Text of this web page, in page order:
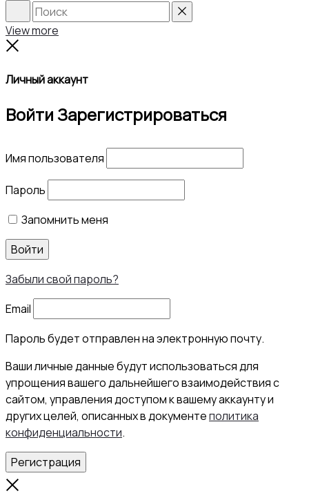
Search Reset
View more
Личный аккаунт
ВойтиЗарегистрироваться
Имя пользователя
Пароль
Запомнить меня
Войти
Забыли свой пароль?
Email
Пароль будет отправлен на электронную почту.
Ваши личные данные будут использоваться для
упрощения вашего дальнейшего взаимодействия с
сайтом, управления доступом к вашему аккаунту и
других целей, описанных в документеполитика
конфиденциальности.
Регистрация